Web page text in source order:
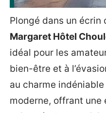
Plongé dans un écrin
Margaret Hôtel
idéal pour les
bien-être et à
au charme
moderne, offrant une